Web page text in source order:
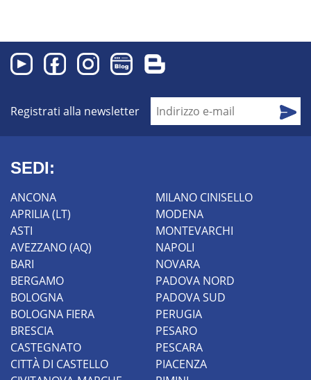
Registrati alla newsletter
SEDI:
ANCONA
APRILIA (LT)
ASTI
AVEZZANO (AQ)
BARI
BERGAMO
BOLOGNA
BOLOGNA FIERA
BRESCIA
CASTEGNATO
CITTÀ DI CASTELLO
MILANO CINISELLO
MODENA
MONTEVARCHI
NAPOLI
NOVARA
PADOVA NORD
PADOVA SUD
PERUGIA
PESARO
PESCARA
PIACENZA